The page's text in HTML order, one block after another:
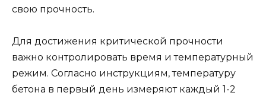
свою прочность.
Для достижения критической прочности
важно контролировать время и температурный
режим. Согласно инструкциям, температуру
бетона в первый день измеряют каждый 1-2